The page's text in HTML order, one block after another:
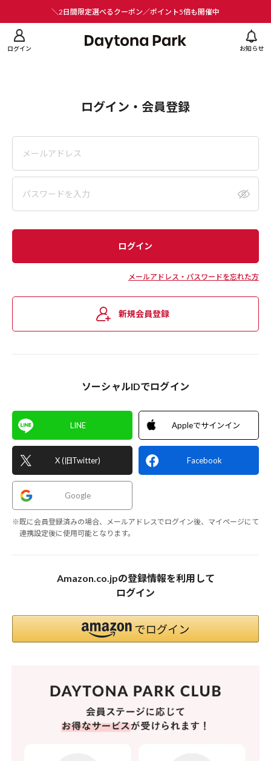
＼2日間限定選べるクーポン／ポイント5倍も開催中
ログイン お知らせ
ログイン・会員登録
メールアドレス・パスワードを忘れた方
新規会員登録
ソーシャルIDでログイン
LINE
X (旧Twitter)
Appleでサインイン
Facebook
Google
※既に会員登録済みの場合、メールアドレスでログイン後、マイページにて
連携設定後に使用可能となります。
Amazon.co.jpの登録情報を利用して
ログイン